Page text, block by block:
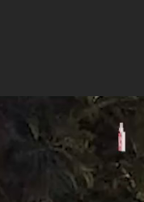
lấy sự